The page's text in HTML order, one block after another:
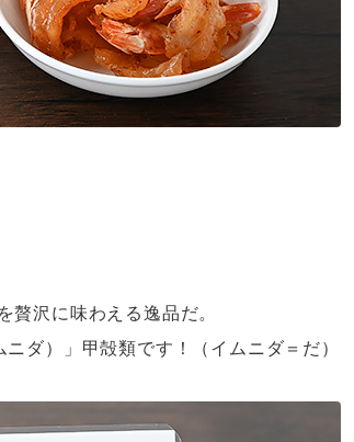
贅沢に味わえる逸品だ。
ダ）」甲殻類です！（イムニダ＝だ）